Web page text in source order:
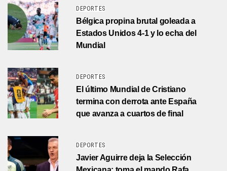
DEPORTES
Bélgica propina brutal goleada a
Estados Unidos 4-1 y lo echa del
Mundial
DEPORTES
El último Mundial de Cristiano
termina con derrota ante España
que avanza a cuartos de final
DEPORTES
Javier Aguirre deja la Selección